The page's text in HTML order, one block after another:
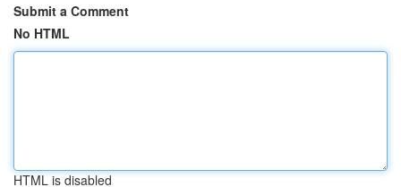
Submit a Comment
No HTML
HTML is disabled